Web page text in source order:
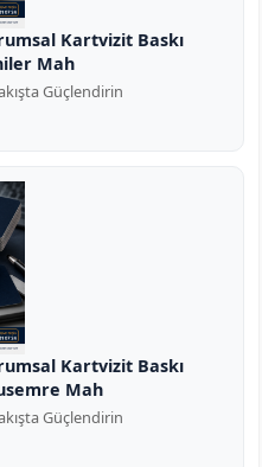
Kartvizit Baskı
Mah
Güçlendirin
Kartvizit Baskı
Mah
Güçlendirin